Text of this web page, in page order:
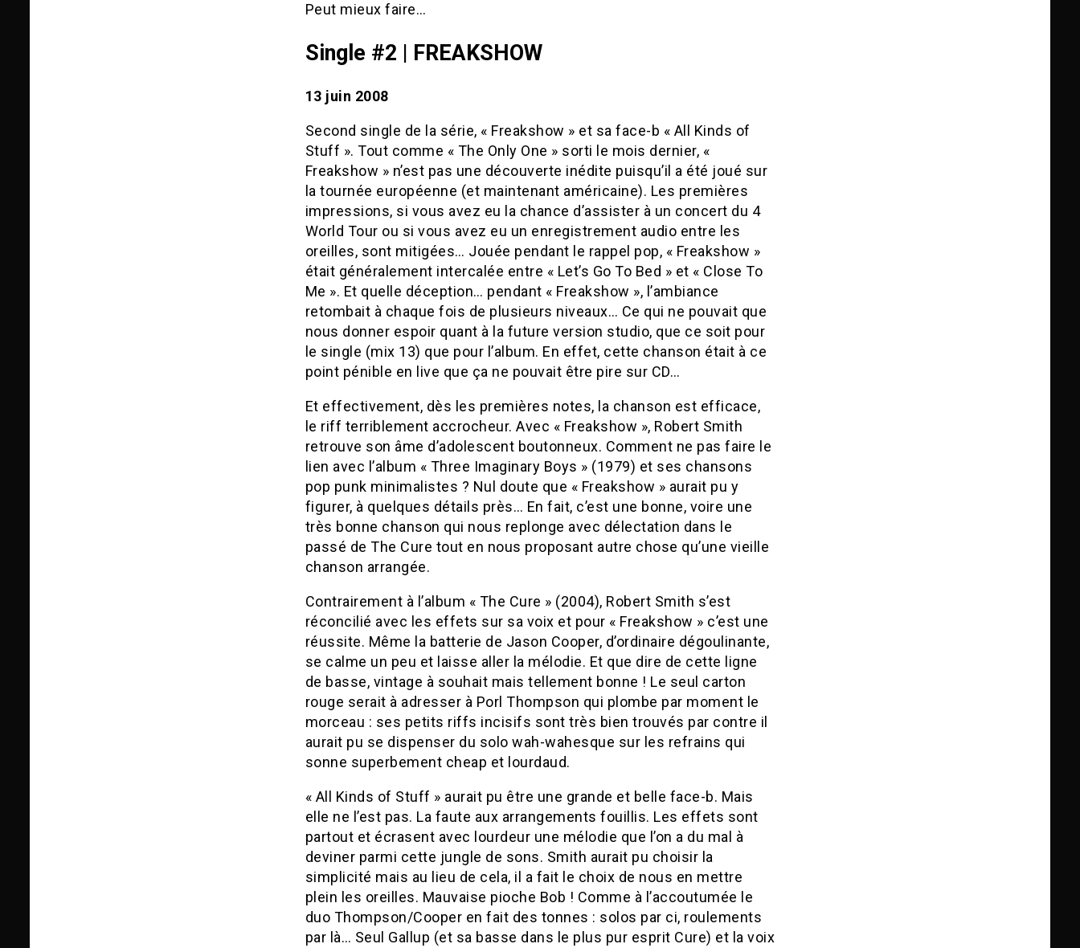
Peut mieux faire…
Single #2 | FREAKSHOW
13 juin 2008
Second single de la série, « Freakshow » et sa face-b « All Kinds of
Stuff ». Tout comme « The Only One » sorti le mois dernier, «
Freakshow » n’est pas une découverte inédite puisqu’il a été joué sur
la tournée européenne (et maintenant américaine). Les premières
impressions, si vous avez eu la chance d’assister à un concert du 4
World Tour ou si vous avez eu un enregistrement audio entre les
oreilles, sont mitigées… Jouée pendant le rappel pop, « Freakshow »
était généralement intercalée entre « Let’s Go To Bed » et « Close To
Me ». Et quelle déception… pendant « Freakshow », l’ambiance
retombait à chaque fois de plusieurs niveaux… Ce qui ne pouvait que
nous donner espoir quant à la future version studio, que ce soit pour
le single (mix 13) que pour l’album. En effet, cette chanson était à ce
point pénible en live que ça ne pouvait être pire sur CD…
Et effectivement, dès les premières notes, la chanson est efficace,
le riff terriblement accrocheur. Avec « Freakshow », Robert Smith
retrouve son âme d’adolescent boutonneux. Comment ne pas faire le
lien avec l’album « Three Imaginary Boys » (1979) et ses chansons
pop punk minimalistes ? Nul doute que « Freakshow » aurait pu y
figurer, à quelques détails près… En fait, c’est une bonne, voire une
très bonne chanson qui nous replonge avec délectation dans le
passé de The Cure tout en nous proposant autre chose qu’une vieille
chanson arrangée.
Contrairement à l’album « The Cure » (2004), Robert Smith s’est
réconcilié avec les effets sur sa voix et pour « Freakshow » c’est une
réussite. Même la batterie de Jason Cooper, d’ordinaire dégoulinante,
se calme un peu et laisse aller la mélodie. Et que dire de cette ligne
de basse, vintage à souhait mais tellement bonne ! Le seul carton
rouge serait à adresser à Porl Thompson qui plombe par moment le
morceau : ses petits riffs incisifs sont très bien trouvés par contre il
aurait pu se dispenser du solo wah-wahesque sur les refrains qui
sonne superbement cheap et lourdaud.
« All Kinds of Stuff » aurait pu être une grande et belle face-b. Mais
elle ne l’est pas. La faute aux arrangements fouillis. Les effets sont
partout et écrasent avec lourdeur une mélodie que l’on a du mal à
deviner parmi cette jungle de sons. Smith aurait pu choisir la
simplicité mais au lieu de cela, il a fait le choix de nous en mettre
plein les oreilles. Mauvaise pioche Bob ! Comme à l’accoutumée le
duo Thompson/Cooper en fait des tonnes : solos par ci, roulements
par là… Seul Gallup (et sa basse dans le plus pur esprit Cure) et la voix